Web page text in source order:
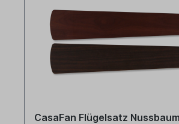
CasaFan Flügelsatz